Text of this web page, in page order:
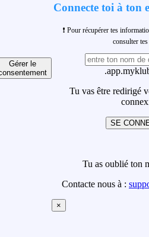
Gérer le
Connecte toi à ton
❗ Pour récupérer tes
consulter
Tu vas être redirigé
SE
Tu as oublié ton
Contacte nous à :
×